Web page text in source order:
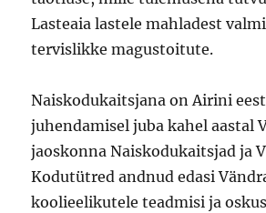
Lasteaia lastele mahladest
tervislikke magustoitute.
Naiskodukaitsjana on Airini
juhendamisel juba kahel aastal
jaoskonna Naiskodukaitsjad ja
Kodutütred andnud edasi
koolieelikutele teadmisi ja